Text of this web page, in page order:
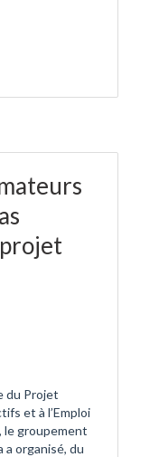
du Projet
et à l’Emploi
le groupement
organisé, du